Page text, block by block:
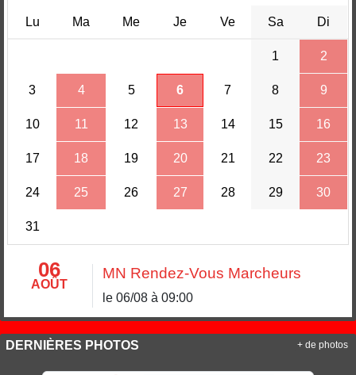
Lu Ma Me Je Ve Sa Di
1 2
3 4 5 6 7 8 9
10 11 12 13 14 15 16
17 18 19 20 21 22 23
24 25 26 27 28 29 30
31
06
AOÛT
MN Rendez-Vous Marcheurs
le 06/08 à 09:00
DERNIÈRES PHOTOS + de photos